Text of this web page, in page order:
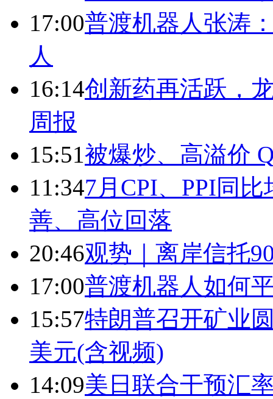
17:00普渡机器人张涛
人
16:14创新药再活跃，
周报
15:51被爆炒、高溢价
11:347月CPI、PPI同
善、高位回落
20:46观势｜离岸信托
17:00普渡机器人如何
15:57特朗普召开矿业
美元(含视频)
14:09美日联合干预汇